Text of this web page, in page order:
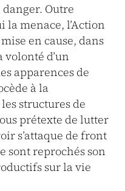
Outre
la menace, l’Action
en cause, dans
d’un
apparences de
à la
structures de
prétexte de lutter
s’attaque de front
sont reprochés son
sur la vie